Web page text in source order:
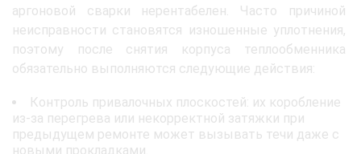
аргоновой сварки нерентабелен. Часто причиной
неисправности становятся изношенные уплотнения,
поэтому после снятия корпуса теплообменника
обязательно выполняются следующие действия:
Контроль привалочных плоскостей: их коробление
из-за перегрева или некорректной затяжки при
предыдущем ремонте может вызывать течи даже с
новыми прокладками.